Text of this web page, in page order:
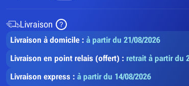
Livraison
Livraison à domicile : à partir du 21/08/2026
Livraison en point relais (offert) : retrait à partir du
Livraison express : à partir du 14/08/2026